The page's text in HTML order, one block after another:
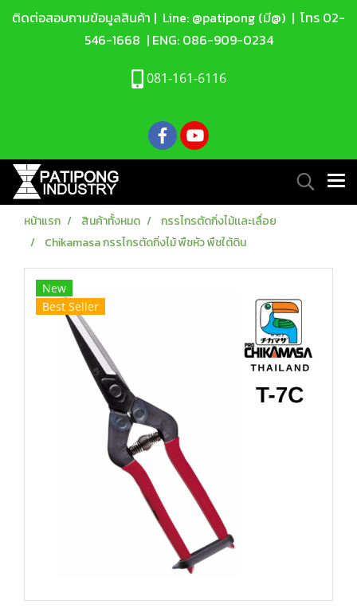
ติดต่อสอบถามข้อมูลสินค้า | Line: @patipong (มี@) | โทร 02-
546-1668 | ENG: 086-909-0234
081-161-6116
หน้าแรก สินค้าทั้งหมด
กรรไกรตัดกิ่งไม้เเละเลื่อย
Chikamasa กรรไกรตัดกิ่งไม้ พืชหัว พืชใต้ดิน
New
Best Seller